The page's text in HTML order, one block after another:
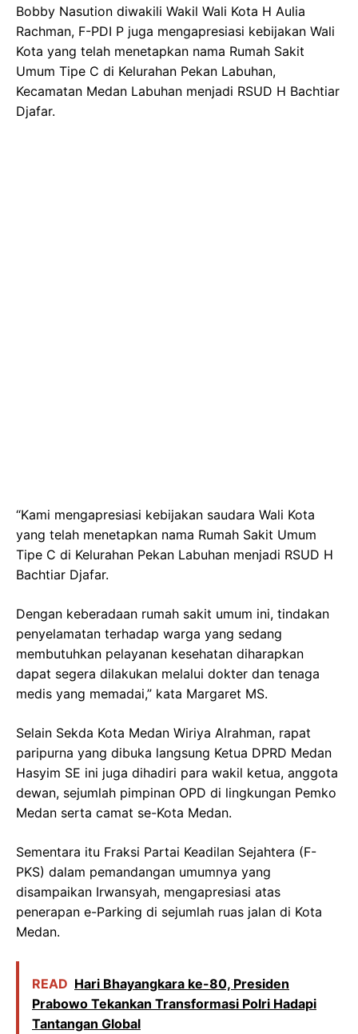
Bobby Nasution diwakili Wakil Wali Kota H Aulia
Rachman, F-PDI P juga mengapresiasi kebijakan Wali
Kota yang telah menetapkan nama Rumah Sakit
Umum Tipe C di Kelurahan Pekan Labuhan,
Kecamatan Medan Labuhan menjadi RSUD H Bachtiar
Djafar.
“Kami mengapresiasi kebijakan saudara Wali Kota
yang telah menetapkan nama Rumah Sakit Umum
Tipe C di Kelurahan Pekan Labuhan menjadi RSUD H
Bachtiar Djafar.
Dengan keberadaan rumah sakit umum ini, tindakan
penyelamatan terhadap warga yang sedang
membutuhkan pelayanan kesehatan diharapkan
dapat segera dilakukan melalui dokter dan tenaga
medis yang memadai,” kata Margaret MS.
Selain Sekda Kota Medan Wiriya Alrahman, rapat
paripurna yang dibuka langsung Ketua DPRD Medan
Hasyim SE ini juga dihadiri para wakil ketua, anggota
dewan, sejumlah pimpinan OPD di lingkungan Pemko
Medan serta camat se-Kota Medan.
Sementara itu Fraksi Partai Keadilan Sejahtera (F-
PKS) dalam pemandangan umumnya yang
disampaikan Irwansyah, mengapresiasi atas
penerapan e-Parking di sejumlah ruas jalan di Kota
Medan.
READ Hari Bhayangkara ke-80, Presiden
Prabowo Tekankan Transformasi Polri Hadapi
Tantangan Global